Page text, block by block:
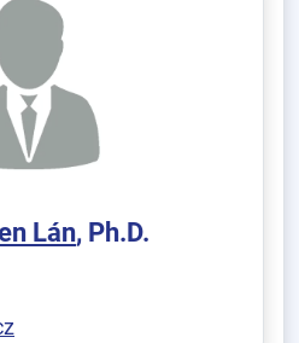
Lán, Ph.D.